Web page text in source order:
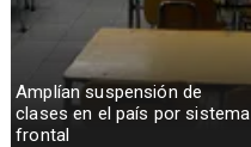
Amplían suspensión de
clases en el país por sistema
frontal